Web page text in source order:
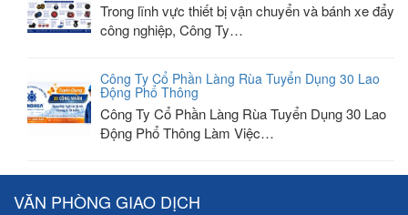
Trong lĩnh vực thiết bị vận chuyển và bánh xe đẩy
công nghiệp, Công Ty…
Công Ty Cổ Phần Làng Rùa Tuyển Dụng 30 Lao
Động Phổ Thông
Công Ty Cổ Phần Làng Rùa Tuyển Dụng 30 Lao
Động Phổ Thông Làm Việc…
VĂN PHÒNG GIAO DỊCH